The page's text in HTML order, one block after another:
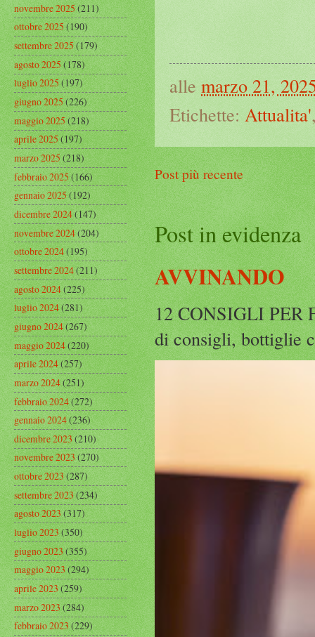
alle marzo 21,
Etichette: Attualita'
Post più recente
Post in evidenza
AVVINANDO
12 CONSIGLI PER
di consigli, bottiglie
novembre 2025(211)
ottobre 2025(190)
settembre 2025(179)
agosto 2025(178)
luglio 2025(197)
giugno 2025(226)
maggio 2025(218)
aprile 2025(197)
marzo 2025(218)
febbraio 2025(166)
gennaio 2025(192)
dicembre 2024(147)
novembre 2024(204)
ottobre 2024(195)
settembre 2024(211)
agosto 2024(225)
luglio 2024(281)
giugno 2024(267)
maggio 2024(220)
aprile 2024(257)
marzo 2024(251)
febbraio 2024(272)
gennaio 2024(236)
dicembre 2023(210)
novembre 2023(270)
ottobre 2023(287)
settembre 2023(234)
agosto 2023(317)
luglio 2023(350)
giugno 2023(355)
maggio 2023(294)
aprile 2023(259)
marzo 2023(284)
febbraio 2023(229)